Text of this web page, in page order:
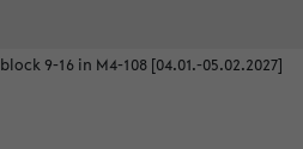
block 9-16 in M4-108 [04.01.-05.02.2027]